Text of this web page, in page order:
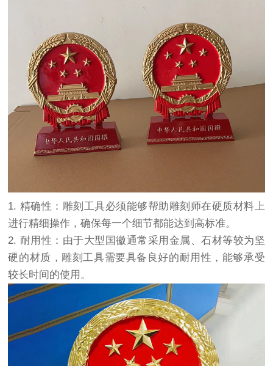
1. 精确性：雕刻工具必须能够帮助雕刻师在硬质材料上
进行精细操作，确保每一个细节都能达到高标准。
2. 耐用性：由于大型国徽通常采用金属、石材等较为坚
硬的材质，雕刻工具需要具备良好的耐用性，能够承受
较长时间的使用。